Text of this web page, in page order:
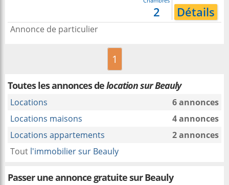
2 Détails
Annonce de particulier
1
Toutes les annonces delocation sur Beauly
Locations
6 annonces
Locations maisons
4 annonces
Locations appartements
2 annonces
Tout l'immobilier sur Beauly
Passer une annonce gratuite sur Beauly